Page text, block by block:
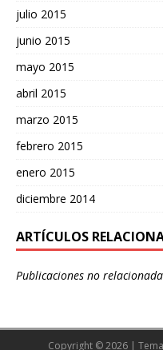
julio 2015
junio 2015
mayo 2015
abril 2015
marzo 2015
febrero 2015
enero 2015
diciembre 2014
ARTÍCULOS
Publicaciones no
Copyright © 2026 |